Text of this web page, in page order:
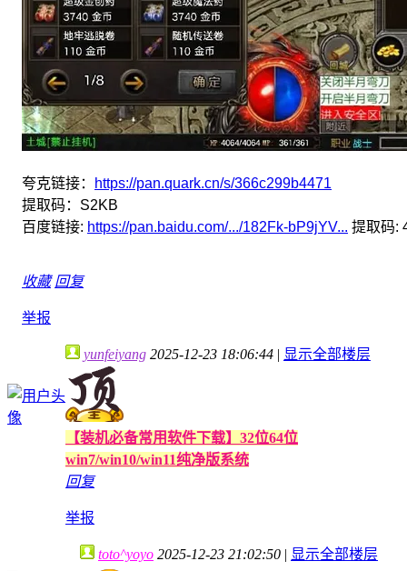
夸克链接：
https://pan.quark.cn/s/366c299b4471
提取码：S2KB
百度链接: https://pan.baidu.com/.../182Fk-bP9jYV... 提取码:
收藏 回复
举报
yunfeiyang 2025-12-23 18:06:44 | 显示全部楼层
【装机必备常用软件下载】32位64位
win7/win10/win11纯净版系统
回复
举报
toto^yoyo 2025-12-23 21:02:50 | 显示全部楼层